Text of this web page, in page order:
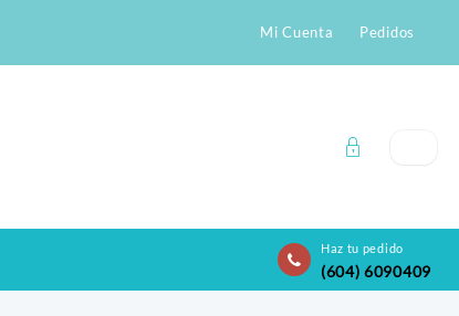
Mi Cuenta Pedidos
Haz tu pedido
(604) 6090409